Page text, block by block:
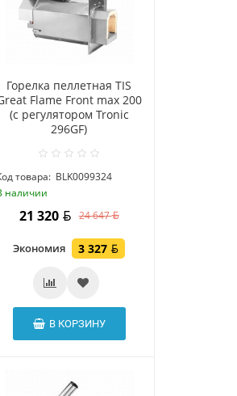
Горелка пеллетная TIS
Flame Front max 200
(c регулятором Tronic
296GF)
товара: BLK0099324
наличии
21 320 24 647
Экономия 3 327
В КОРЗИНУ